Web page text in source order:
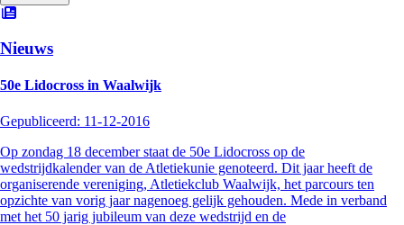
Nieuws
50e Lidocross in Waalwijk
Gepubliceerd: 11-12-2016
Op zondag 18 december staat de 50e Lidocross op de
wedstrijdkalender van de Atletiekunie genoteerd. Dit jaar heeft de
organiserende vereniging, Atletiekclub Waalwijk, het parcours ten
opzichte van vorig jaar nagenoeg gelijk gehouden. Mede in verband
met het 50 jarig jubileum van deze wedstrijd en de